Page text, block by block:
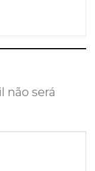
não será